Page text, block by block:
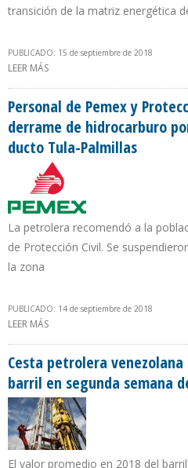
transición de la matriz energética
PUBLICADO: 15 de septiembre de 2018
LEER MÁS
Personal de Pemex y
derrame de hidrocarburo
ducto Tula-Palmillas
La petrolera recomendó a la
de Protección Civil. Se
la zona
PUBLICADO: 14 de septiembre de 2018
LEER MÁS
DUCTO TULA-PALMILLAS
Cesta petrolera
barril en segunda semana
El valor promedio en 2018 del